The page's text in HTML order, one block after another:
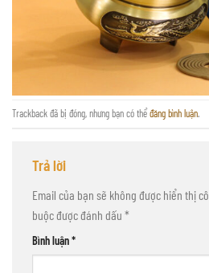
Trackback đã bị đóng, nhưng bạn có thểđăng bình luận.
Trả lời
Email của bạn sẽ không được hiển thị
buộc được đánh dấu *
Bình luận*